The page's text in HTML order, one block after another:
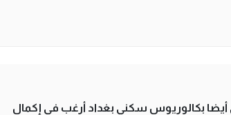
أيضا بكالوريوس سكني بغداد أرغب في إكمال